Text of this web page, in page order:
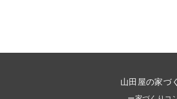
山田屋の家づ